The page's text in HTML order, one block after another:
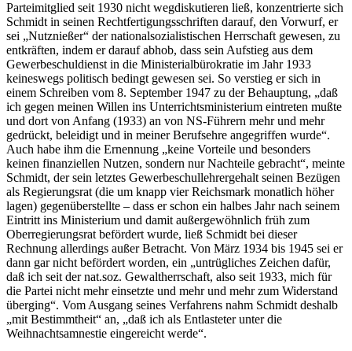
Parteimitglied seit 1930 nicht wegdiskutieren ließ, konzentrierte sich
Schmidt in seinen Rechtfertigungsschriften darauf, den Vorwurf, er
sei „Nutznießer“ der nationalsozialistischen Herrschaft gewesen, zu
entkräften, indem er darauf abhob, dass sein Aufstieg aus dem
Gewerbeschuldienst in die Ministerialbürokratie im Jahr 1933
keineswegs politisch bedingt gewesen sei. So verstieg er sich in
einem Schreiben vom 8. September 1947 zu der Behauptung, „daß
ich gegen meinen Willen ins Unterrichtsministerium eintreten mußte
und dort von Anfang (1933) an von NS-Führern mehr und mehr
gedrückt, beleidigt und in meiner Berufsehre angegriffen wurde“.
Auch habe ihm die Ernennung „keine Vorteile und besonders
keinen finanziellen Nutzen, sondern nur Nachteile gebracht“, meinte
Schmidt, der sein letztes Gewerbeschullehrergehalt seinen Bezügen
als Regierungsrat (die um knapp vier Reichsmark monatlich höher
lagen) gegenüberstellte – dass er schon ein halbes Jahr nach seinem
Eintritt ins Ministerium und damit außergewöhnlich früh zum
Oberregierungsrat befördert wurde, ließ Schmidt bei dieser
Rechnung allerdings außer Betracht. Von März 1934 bis 1945 sei er
dann gar nicht befördert worden, ein „untrügliches Zeichen dafür,
daß ich seit der nat.soz. Gewaltherrschaft, also seit 1933, mich für
die Partei nicht mehr einsetzte und mehr und mehr zum Widerstand
überging“. Vom Ausgang seines Verfahrens nahm Schmidt deshalb
„mit Bestimmtheit“ an, „daß ich als Entlasteter unter die
Weihnachtsamnestie eingereicht werde“.